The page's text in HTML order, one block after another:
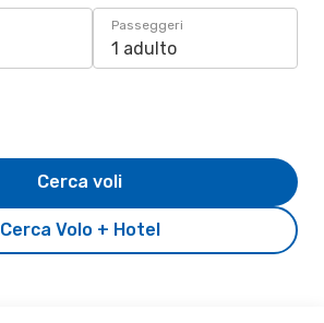
Passeggeri
1 adulto
Cerca Volo + Hotel
Cerca voli